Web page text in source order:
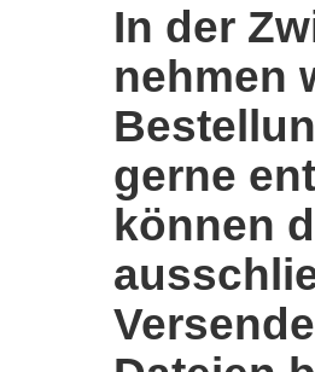
In der
nehmen
gerne
können